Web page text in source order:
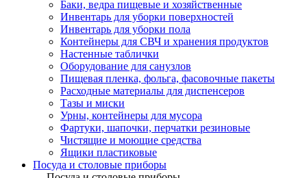
Баки, ведра пищевые и хозяйственные
Инвентарь для уборки поверхностей
Инвентарь для уборки пола
Контейнеры для СВЧ и хранения продуктов
Настенные таблички
Оборудование для санузлов
Пищевая пленка, фольга, фасовочные пакеты
Расходные материалы для диспенсеров
Тазы и миски
Урны, контейнеры для мусора
Фартуки, шапочки, перчатки резиновые
Чистящие и моющие средства
Ящики пластиковые
Посуда и столовые приборы